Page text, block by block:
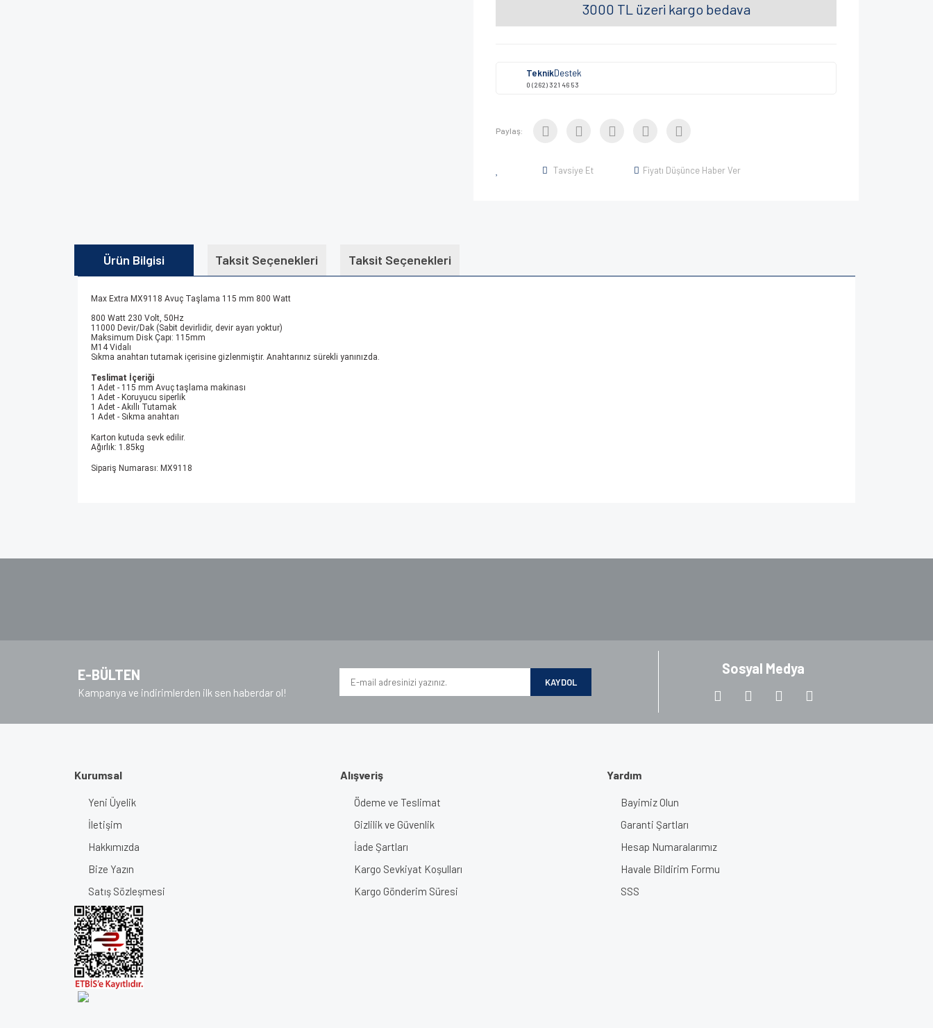
3000 TL üzeri kargo bedava
TeknikDestek
0 (262) 321 46 53
Paylaş:
Tavsiye Et Fiyatı Düşünce Haber Ver
Ürün Bilgisi Taksit Seçenekleri Taksit Seçenekleri
Max Extra MX9118 Avuç Taşlama 115 mm 800 Watt
800 Watt 230 Volt, 50Hz
11000 Devir/Dak (Sabit devirlidir, devir ayarı yoktur)
Maksimum Disk Çapı: 115mm
M14 Vidalı
Sıkma anahtarı tutamak içerisine gizlenmiştir. Anahtarınız sürekli yanınızda.
Teslimat İçeriği
1 Adet - 115 mm Avuç taşlama makinası
1 Adet - Koruyucu siperlik
1 Adet - Akıllı Tutamak
1 Adet - Sıkma anahtarı
Karton kutuda sevk edilir.
Ağırlık: 1.85kg
Sipariş Numarası: MX9118
Ürün fiyatı diğer sitelerden daha pahalı.
E-BÜLTEN
Kampanya ve indirimlerden ilk sen haberdar ol!
KAYDOL
Sosyal Medya
Kurumsal
Yeni Üyelik
İletişim
Hakkımızda
Bize Yazın
Satış Sözleşmesi
Alışveriş
Ödeme ve Teslimat
Gizlilik ve Güvenlik
İade Şartları
Kargo Sevkiyat Koşulları
Kargo Gönderim Süresi
Yardım
Bayimiz Olun
Garanti Şartları
Hesap Numaralarımız
Havale Bildirim Formu
SSS